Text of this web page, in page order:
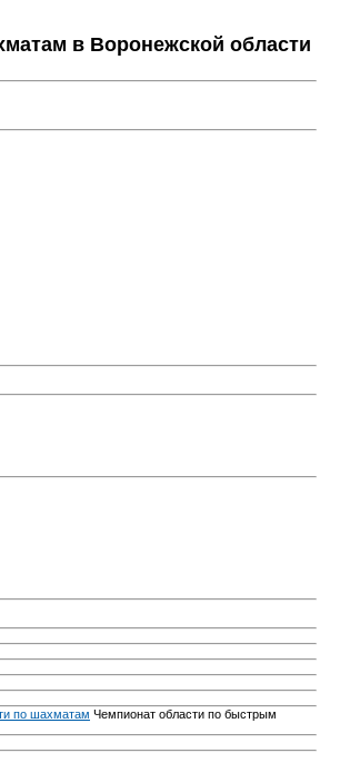
в Воронежской области
по шахматам Чемпионат области по быстрым